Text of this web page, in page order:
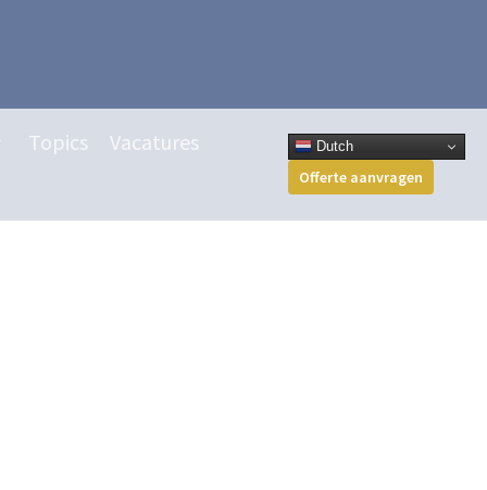
Topics Vacatures Dutch
Offerte aanvragen